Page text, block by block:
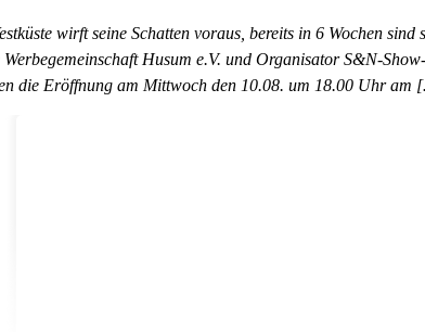
wirft seine Schatten voraus, bereits in 6 Wochen
Husum e.V. und Organisator S&N-
die Eröffnung am Mittwoch den 10.08. um 18.00 Uhr